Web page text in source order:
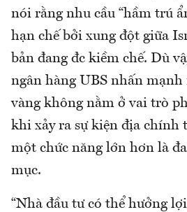
nói rằng nhu cầu “hầm trú
hạn chế bởi xung đột giữa
bản đang đc kiềm chế. Dù
ngân hàng UBS nhấn mạnh
vàng không nằm ở vai trò
khi xảy ra sự kiện địa chính
một chức năng lớn hơn là
mục.
“Nhà đầu tư có thể hưởng